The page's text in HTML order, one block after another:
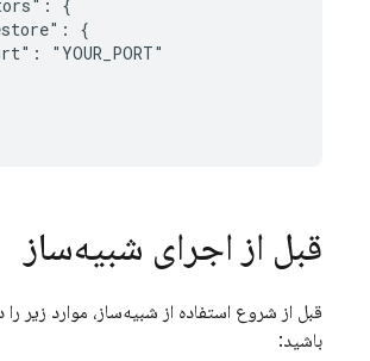
{
{
"YOUR_PORT"
قبل از اجرای شبیه‌ساز
قبل از شروع استفاده از شبیه‌ساز، موارد زیر را
باشید: